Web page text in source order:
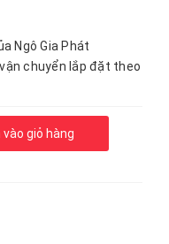
Ngô Gia Phát
chuyển lắp đặt theo
giỏ hàng